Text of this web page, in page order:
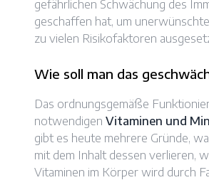
gefährlichen Schwächung des
geschaffen hat, um
zu vielen Risikofaktoren
Wie soll man das
Das ordnungsgemäße
notwendigen Vitaminen und
gibt es heute mehrere Gründe,
mit dem Inhalt dessen verlieren,
Vitaminen im Körper wird durch